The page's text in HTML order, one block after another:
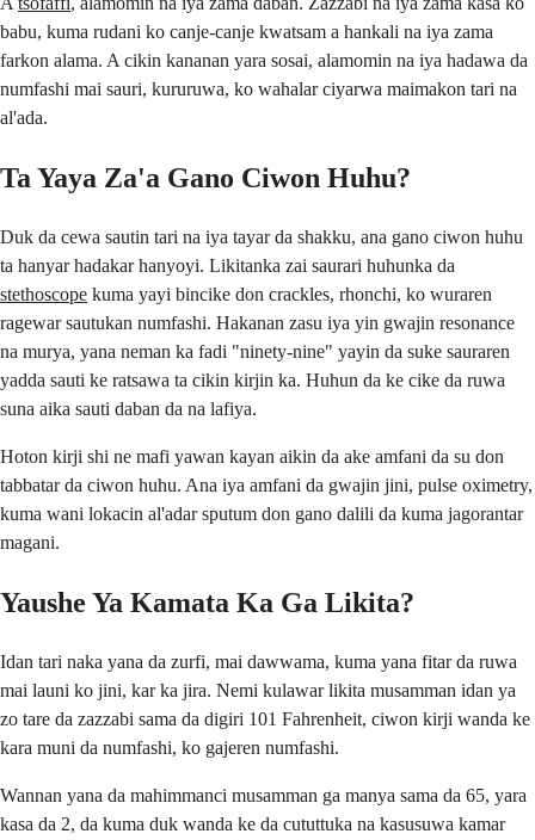
babu, kuma rudani ko canje-canje kwatsam a hankali na iya zama
farkon alama. A cikin kananan yara sosai, alamomin na iya hadawa da
numfashi mai sauri, kururuwa, ko wahalar ciyarwa maimakon tari na
al'ada.
Ta Yaya Za'a Gano Ciwon Huhu?
Duk da cewa sautin tari na iya tayar da shakku, ana gano ciwon huhu
ta hanyar hadakar hanyoyi. Likitanka zai saurari huhunka da
stethoscope kuma yayi bincike don crackles, rhonchi, ko wuraren
ragewar sautukan numfashi. Hakanan zasu iya yin gwajin resonance
na murya, yana neman ka fadi "ninety-nine" yayin da suke sauraren
yadda sauti ke ratsawa ta cikin kirjin ka. Huhun da ke cike da ruwa
suna aika sauti daban da na lafiya.
Hoton kirji shi ne mafi yawan kayan aikin da ake amfani da su don
tabbatar da ciwon huhu. Ana iya amfani da gwajin jini, pulse oximetry,
kuma wani lokacin al'adar sputum don gano dalili da kuma jagorantar
magani.
Yaushe Ya Kamata Ka Ga Likita?
Idan tari naka yana da zurfi, mai dawwama, kuma yana fitar da ruwa
mai launi ko jini, kar ka jira. Nemi kulawar likita musamman idan ya
zo tare da zazzabi sama da digiri 101 Fahrenheit, ciwon kirji wanda ke
kara muni da numfashi, ko gajeren numfashi.
Wannan yana da mahimmanci musamman ga manya sama da 65, yara
kasa da 2, da kuma duk wanda ke da cututtuka na kasusuwa kamar